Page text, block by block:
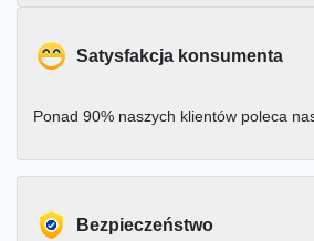
Satysfakcja konsumenta
Ponad 90% naszych klientów poleca
Bezpieczeństwo